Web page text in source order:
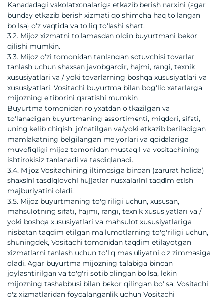
Kanadadagi vakolatxonalariga etkazib berish narxini (agar
bunday etkazib berish xizmati qo'shimcha haq to'langan
bo'lsa) o'z vaqtida va to'liq to'lashi shart.
3.2. Mijoz xizmatni to'lamasdan oldin buyurtmani bekor
qilishi mumkin.
3.3. Mijoz o'zi tomonidan tanlangan sotuvchisi tovarlar
tanlash uchun shaxsan javobgardir, hajmi, rangi, texnik
xususiyatlari va / yoki tovarlarning boshqa xususiyatlari va
xususiyatlari. Vositachi buyurtma bilan bog'liq xatarlarga
mijozning e'tiborini qaratishi mumkin.
Buyurtma tomonidan ro'yxatdan o'tkazilgan va
to'lanadigan buyurtmaning assortimenti, miqdori, sifati,
uning kelib chiqish, jo'natilgan va/yoki etkazib beriladigan
mamlakatning belgilangan me'yorlari va qoidalariga
muvofiqligi mijoz tomonidan mustaqil va vositachining
ishtirokisiz tanlanadi va tasdiqlanadi.
3.4. Mijoz Vositachining iltimosiga binoan (zarurat holida)
shaxsini tasdiqlovchi hujjatlar nusxalarini taqdim etish
majburiyatini oladi.
3.5. Mijoz buyurtmaning to'g'riligi uchun, xususan,
mahsulotning sifati, hajmi, rangi, texnik xususiyatlari va /
yoki boshqa xususiyatlari va mahsulot xususiyatlariga
nisbatan taqdim etilgan ma'lumotlarning to'g'riligi uchun,
shuningdek, Vositachi tomonidan taqdim etilayotgan
xizmatlarni tanlash uchun to'liq mas'uliyatni o'z zimmasiga
oladi. Agar buyurtma mijozning talabiga binoan
joylashtirilgan va to'g'ri sotib olingan bo'lsa, lekin
mijozning tashabbusi bilan bekor qilingan bo'lsa, Vositachi
o'z xizmatlaridan foydalanganlik uchun Vositachi